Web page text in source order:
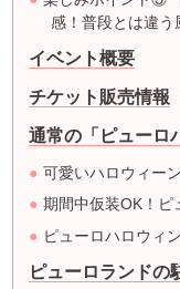
感！普段とは違う
イベント概要
チケット販売情報
通常の「ピューロ
可愛いハロウィー
期間中仮装OK！ピ
ピューロハロウィ
ピューロランドの